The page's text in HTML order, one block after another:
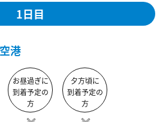
1日目
港
お昼過ぎに
到着予定の
方
夕方頃に
到着予定の
方